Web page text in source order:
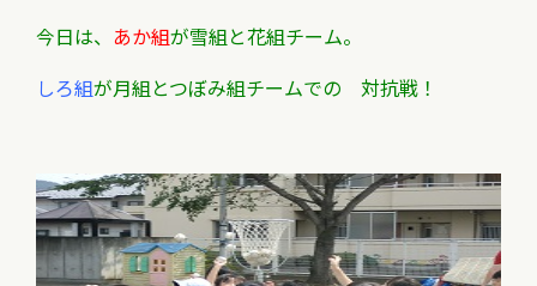
今日は、 あか組が雪組と花組チーム。
しろ組が月組とつぼみ組チームでの 対抗戦！